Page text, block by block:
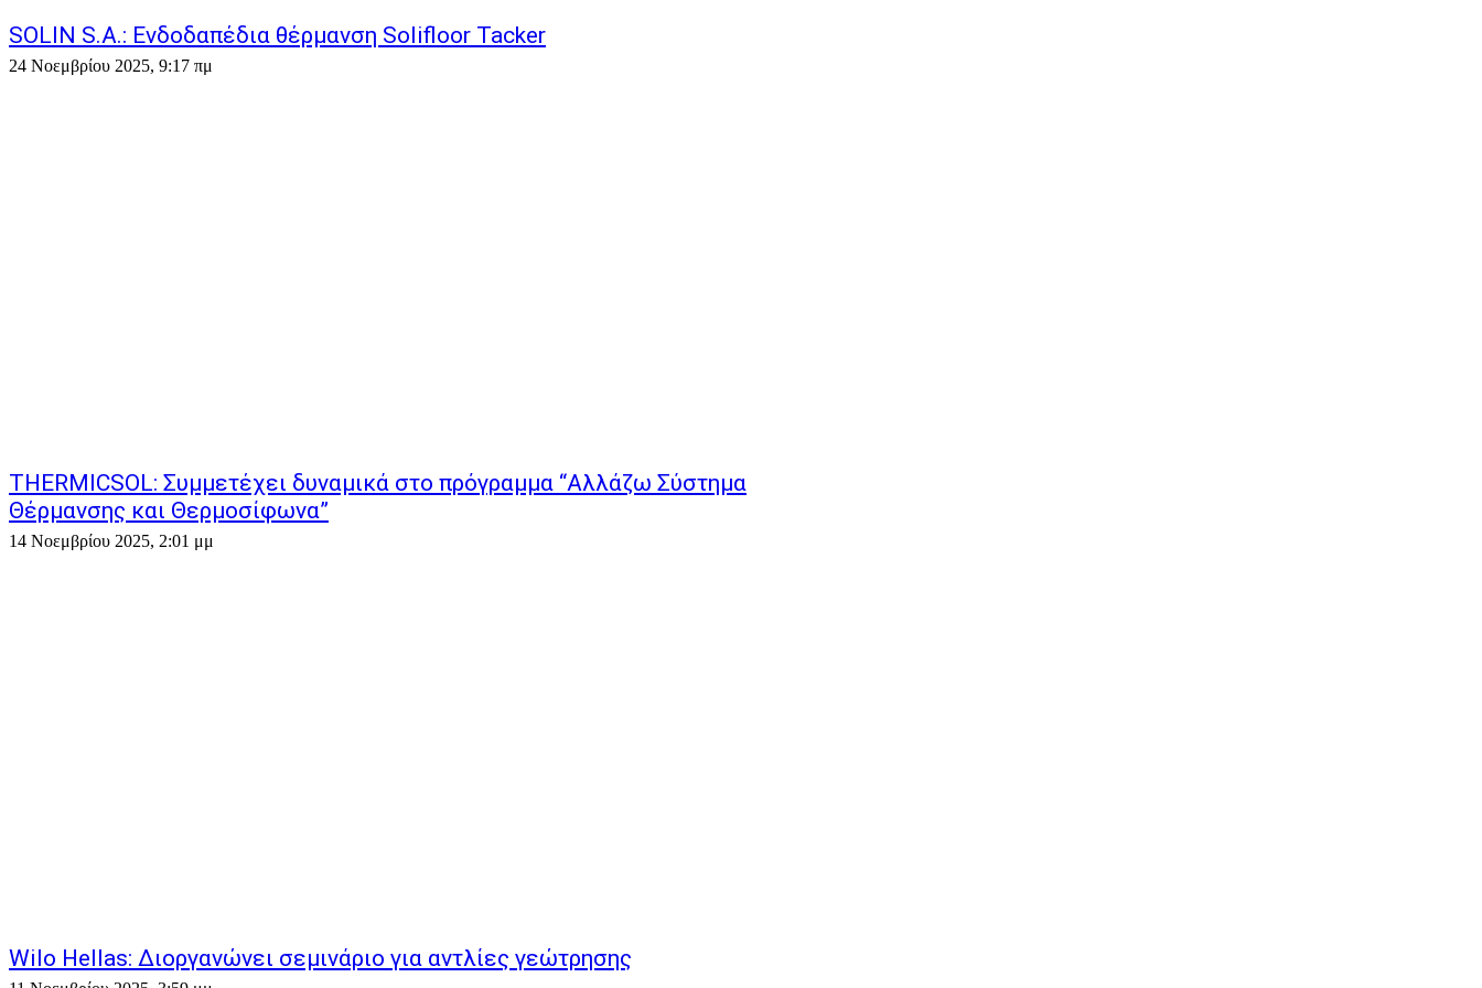
SOLIN S.A.: Ενδοδαπέδια θέρμανση Solifloor Tacker
24 Νοεμβρίου 2025, 9:17 πμ
THERMICSOL: Συμμετέχει δυναμικά στο πρόγραμμα “Αλλάζω Σύστημα
Θέρμανσης και Θερμοσίφωνα”
14 Νοεμβρίου 2025, 2:01 μμ
Wilo Hellas: Διοργανώνει σεμινάριο για αντλίες γεώτρησης